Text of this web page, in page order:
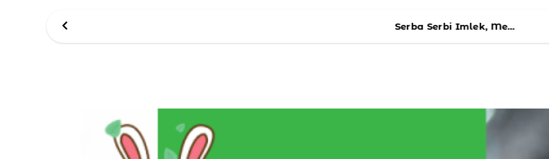
Serba Serbi Imlek, Mengenal Istilah Dalam Perayaan Chinese New Year